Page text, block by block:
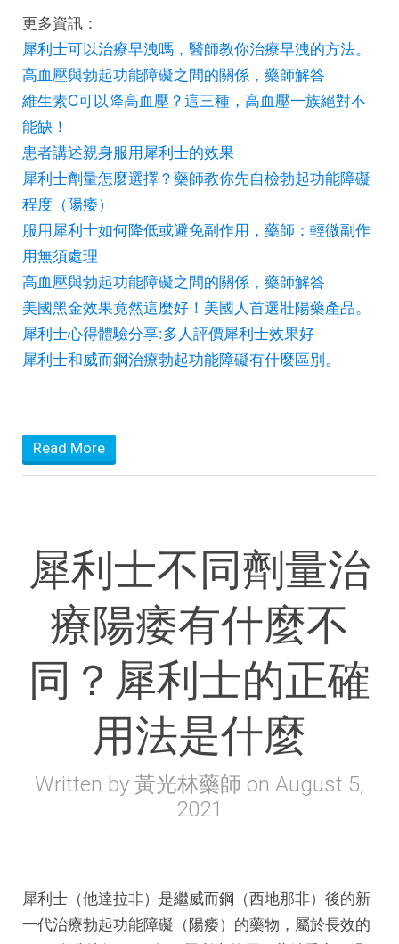
更多資訊：
犀利士可以治療早洩嗎，醫師教你治療早洩的方法。
高血壓與勃起功能障礙之間的關係，藥師解答
維生素C可以降高血壓？這三種，高血壓一族絕對不
能缺！
患者講述親身服用犀利士的效果
犀利士劑量怎麼選擇？藥師教你先自檢勃起功能障礙
程度（陽痿）
服用犀利士如何降低或避免副作用，藥師：輕微副作
用無須處理
高血壓與勃起功能障礙之間的關係，藥師解答
美國黑金效果竟然這麼好！美國人首選壯陽藥產品。
犀利士心得體驗分享:多人評價犀利士效果好
犀利士和威而鋼治療勃起功能障礙有什麼區別。
Read More
犀利士不同劑量治
療陽痿有什麼不
同？犀利士的正確
用法是什麼
Written by 黃光林藥師 on August 5,
2021
犀利士（他達拉非）是繼威而鋼（西地那非）後的新
一代治療勃起功能障礙（陽痿）的藥物，屬於長效的